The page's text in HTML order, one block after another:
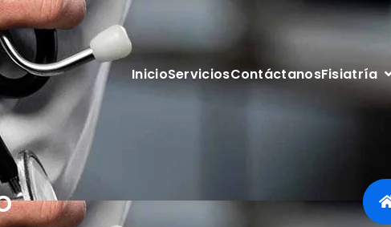
InicioServiciosContáctanosFisiatría